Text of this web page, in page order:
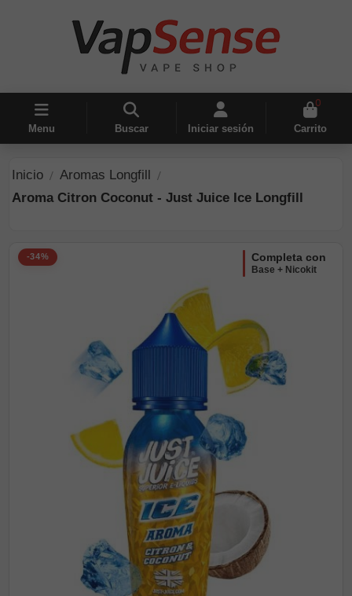
Menu Buscar Iniciar sesión
0
Carrito
Inicio
Aromas Longfill
Aroma Citron Coconut - Just Juice Ice Longfill
-34% completa con
Base + Nicokit